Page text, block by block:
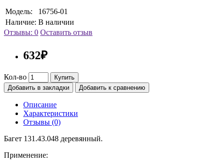
Модель:
16756-01
Наличие: В наличии
Отзывы: 0 Оставить отзыв
632₽
Кол-во
Купить
Добавить в закладки
Добавить к сравнению
Описание
Характеристики
Отзывы (0)
Багет 131.43.048 деревянный.
Применение: